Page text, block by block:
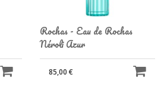
Rochas - Eau de Rochas
Néroli Azur
85,00 €